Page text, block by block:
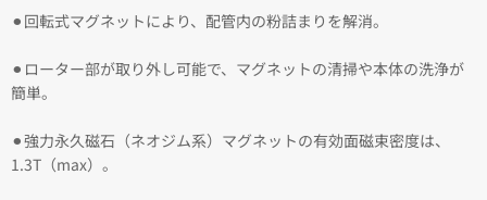
⚫︎回転式マグネットにより、配管内の粉詰まりを解消。
⚫︎ローター部が取り外し可能で、マグネットの清掃や本体の洗浄が
簡単。
⚫︎強力永久磁石（ネオジム系）マグネットの有効面磁束密度は、
1.3T（max）。